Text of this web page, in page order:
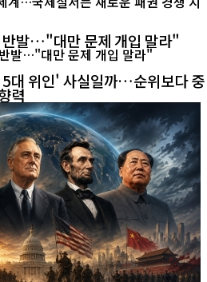
반발…"대만 문제 개입 말라"
대 위인' 사실일까…순위보다 중
력